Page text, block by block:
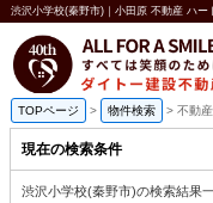
渋沢小学校(秦野市)｜小田原 不動産 ハ
TOPページ > 物件検索 > 不動
現在の検索条件
渋沢小学校(秦野市)の検索結果